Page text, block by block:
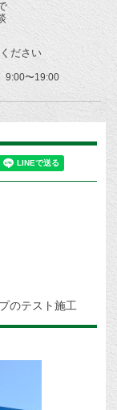
ださい
9:00〜19:00
のテスト施工